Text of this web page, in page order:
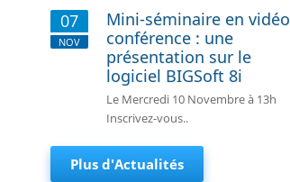
07
NOV
Mini-séminaire en vidéo
conférence : une
présentation sur le
logiciel BIGSoft 8i
Le Mercredi 10 Novembre à 13h
Inscrivez-vous..
Plus d'Actualités